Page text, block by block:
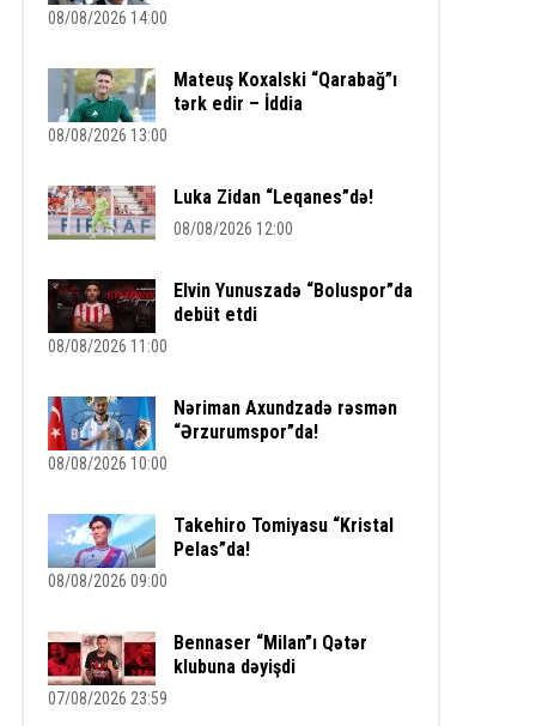
08/08/2026 14:00
Mateuş Koxalski “Qarabağ”ı
tərk edir – İddia
08/08/2026 13:00
Luka Zidan “Leqanes”də!
08/08/2026 12:00
Elvin Yunuszadə “Boluspor”da
debüt etdi
08/08/2026 11:00
Nəriman Axundzadə rəsmən
“Ərzurumspor”da!
08/08/2026 10:00
Takehiro Tomiyasu “Kristal
Pelas”da!
08/08/2026 09:00
Bennaser “Milan”ı Qətər
klubuna dəyişdi
07/08/2026 23:59